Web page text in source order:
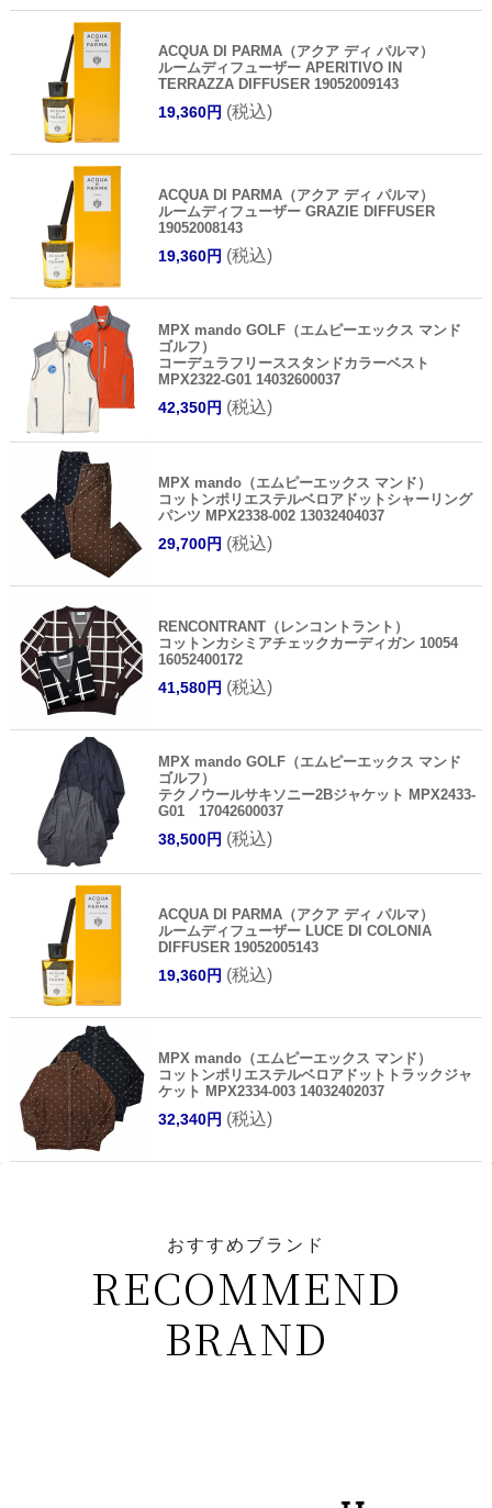
ACQUA DI PARMA（アクア ディ パルマ）
ルームディフューザー APERITIVO IN
TERRAZZA DIFFUSER 19052009143
19,360円 (税込)
ACQUA DI PARMA（アクア ディ パルマ）
ルームディフューザー GRAZIE DIFFUSER
19052008143
19,360円 (税込)
MPX mando GOLF（エムピーエックス マンド
ゴルフ）
コーデュラフリーススタンドカラーベスト
MPX2322-G01 14032600037
42,350円 (税込)
MPX mando（エムピーエックス マンド）
コットンポリエステルベロアドットシャーリング
パンツ MPX2338-002 13032404037
29,700円 (税込)
RENCONTRANT（レンコントラント）
コットンカシミアチェックカーディガン 10054
16052400172
41,580円 (税込)
MPX mando GOLF（エムピーエックス マンド
ゴルフ）
テクノウールサキソニー2Bジャケット MPX2433-
G01 17042600037
38,500円 (税込)
ACQUA DI PARMA（アクア ディ パルマ）
ルームディフューザー LUCE DI COLONIA
DIFFUSER 19052005143
19,360円 (税込)
MPX mando（エムピーエックス マンド）
コットンポリエステルベロアドットトラックジャ
ケット MPX2334-003 14032402037
32,340円 (税込)
おすすめブランド
RECOMMEND
BRAND